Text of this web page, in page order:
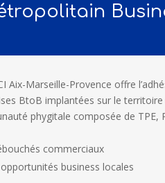
Aix-Marseille-Provence offre
BtoB implantées sur le
phygitale composée de TPE,
commerciaux
business locales